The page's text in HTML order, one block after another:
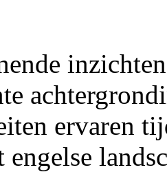
ervaren
engelse